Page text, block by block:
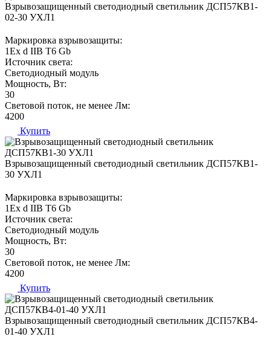
Взрывозащищенный светодиодный светильник ДСП57КВ1-
02-30 УХЛ1
Маркировка взрывозащиты:
1Ех d IIВ T6 Gb
Источник света:
Светодиодный модуль
Мощность, Вт:
30
Световой поток, не менее Лм:
4200
Купить
Взрывозащищенный светодиодный светильник ДСП57КВ1-
30 УХЛ1
Маркировка взрывозащиты:
1Ех d IIВ T6 Gb
Источник света:
Светодиодный модуль
Мощность, Вт:
30
Световой поток, не менее Лм:
4200
Купить
Взрывозащищенный светодиодный светильник ДСП57КВ4-
01-40 УХЛ1